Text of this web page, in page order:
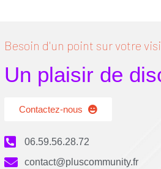
Besoin d'un point sur votre
Un plaisir de
Contactez-nous
06.59.56.28.72
contact@pluscommunity.fr